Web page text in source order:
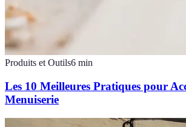
Produits et Outils6 min
Les 10 Meilleures Pratiques pour
Menuiserie